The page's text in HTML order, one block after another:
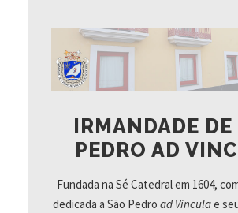
IRMANDADE DE
PEDRO AD
Fundada na Sé Catedral em 1604,
dedicada a São Pedro ad Vinculae